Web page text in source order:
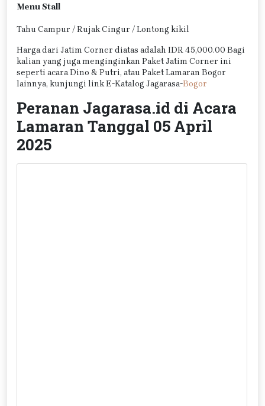
Menu Stall
Tahu Campur / Rujak Cingur / Lontong kikil
Harga dari Jatim Corner diatas adalah IDR 45,000.00 Bagi
kalian yang juga menginginkan Paket Jatim Corner ini
seperti acara Dino & Putri, atau Paket Lamaran Bogor
lainnya, kunjungi link E-Katalog Jagarasa-Bogor
Peranan Jagarasa.id di Acara
Lamaran Tanggal 05 April
2025